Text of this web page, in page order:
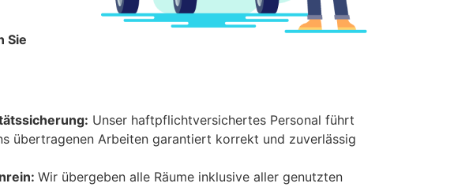
Sie
Unser haftpflichtversichertes Personal führt
übertragenen Arbeiten garantiert korrekt und zuverlässig
Wir übergeben alle Räume inklusive aller genutzten